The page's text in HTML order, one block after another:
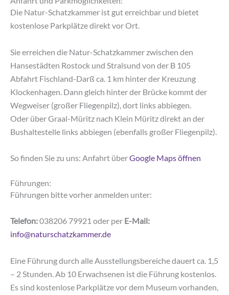
Die Natur-Schatzkammer ist gut erreichbar und bietet
kostenlose Parkplätze direkt vor Ort.
Sie erreichen die Natur-Schatzkammer zwischen den
Hansestädten Rostock und Stralsund von der B 105
Abfahrt Fischland-Darß ca. 1 km hinter der Kreuzung
Klockenhagen. Dann gleich hinter der Brücke kommt der
Wegweiser (großer Fliegenpilz), dort links abbiegen.
Oder über Graal-Müritz nach Klein Müritz direkt an der
Bushaltestelle links abbiegen (ebenfalls großer Fliegenpilz).
So finden Sie zu uns: Anfahrt überGoogle Maps öffnen
Führungen:
Führungen bitte vorher anmelden unter:
Telefon:038206 79921 oder per E-Mail:
info@naturschatzkammer.de
Eine Führung durch alle Ausstellungsbereiche dauert ca. 1,5
– 2 Stunden. Ab 10 Erwachsenen ist die Führung kostenlos.
Es sind kostenlose Parkplätze vor dem Museum vorhanden,